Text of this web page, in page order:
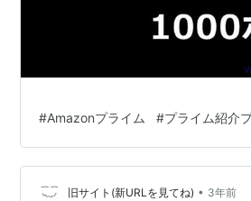
#Amazonプライム #プライム紹介
旧サイト(新URLを見てね) • 3年前